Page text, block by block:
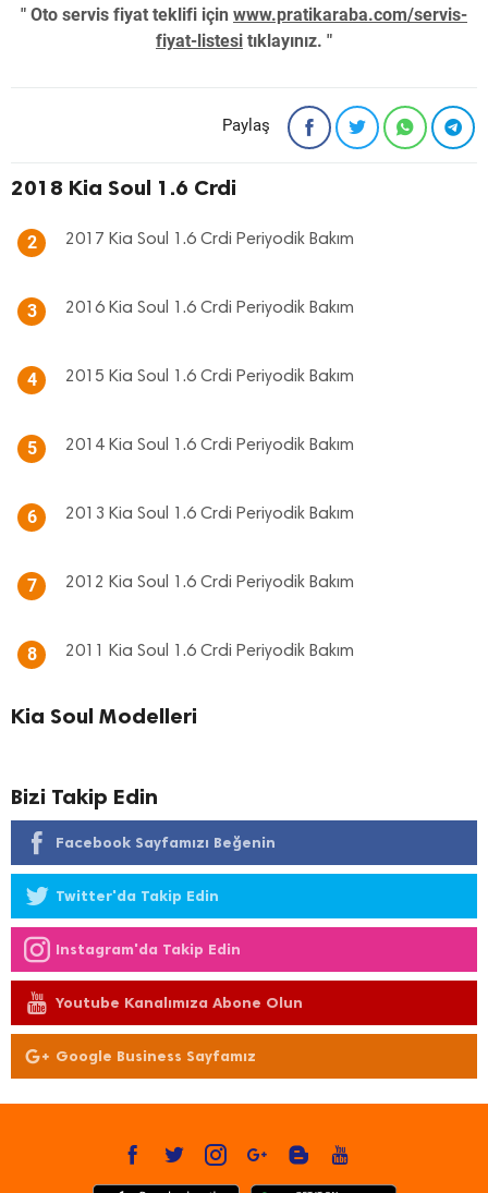
" Oto servis fiyat teklifi için www.pratikaraba.com/servis-
fiyat-listesi tıklayınız. "
Paylaş
2018 Kia Soul 1.6 Crdi
2 2017 Kia Soul 1.6 Crdi Periyodik Bakım
3 2016 Kia Soul 1.6 Crdi Periyodik Bakım
4 2015 Kia Soul 1.6 Crdi Periyodik Bakım
5 2014 Kia Soul 1.6 Crdi Periyodik Bakım
6 2013 Kia Soul 1.6 Crdi Periyodik Bakım
7 2012 Kia Soul 1.6 Crdi Periyodik Bakım
8 2011 Kia Soul 1.6 Crdi Periyodik Bakım
Kia Soul Modelleri
Bizi Takip Edin
Facebook Sayfamızı Beğenin
Twitter'da Takip Edin
Instagram'da Takip Edin
Youtube Kanalımıza Abone Olun
Google Business Sayfamız